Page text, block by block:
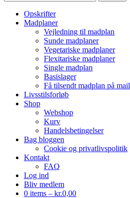
Opskrifter
Madplaner
Vejledning til madplan
Sunde madplaner
Vegetariske madplaner
Flexitariske madplaner
Single madplan
Basislager
Få tilsendt madplan på mail
Livsstilsforløb
Shop
Webshop
Kurv
Handelsbetingelser
Bag bloggen
Cookie og privatlivspolitik
Kontakt
FAQ
Log ind
Bliv medlem
0 items – kr.0,00